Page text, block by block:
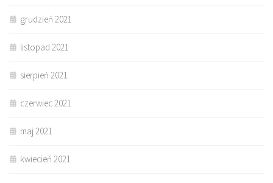
grudzień 2021
listopad 2021
sierpień 2021
czerwiec 2021
maj 2021
kwiecień 2021